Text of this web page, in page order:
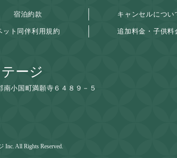
宿泊約款
ット同伴利用規約
キャンセルについ
追加料金・子供料
ージ
南小国町満願寺６４８９－５
All Rights Reserved.